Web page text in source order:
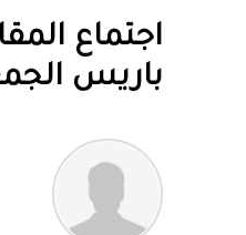
اجتماع
باريس